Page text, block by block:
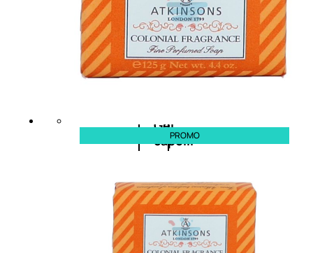
Spray
Cera
e
crema
Gel
capelli
Colorazione
SOLARI
PROMO